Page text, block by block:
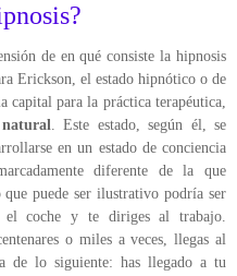
de en qué consiste la hipnosis
Erickson, el estado hipnótico o de
capital para la práctica terapéutica,
natural. Este estado, según él, se
en un estado de conciencia
diferente de la que
puede ser ilustrativo podría ser
el coche y te diriges al trabajo.
o miles a veces, llegas al
de lo siguiente: has llegado a tu